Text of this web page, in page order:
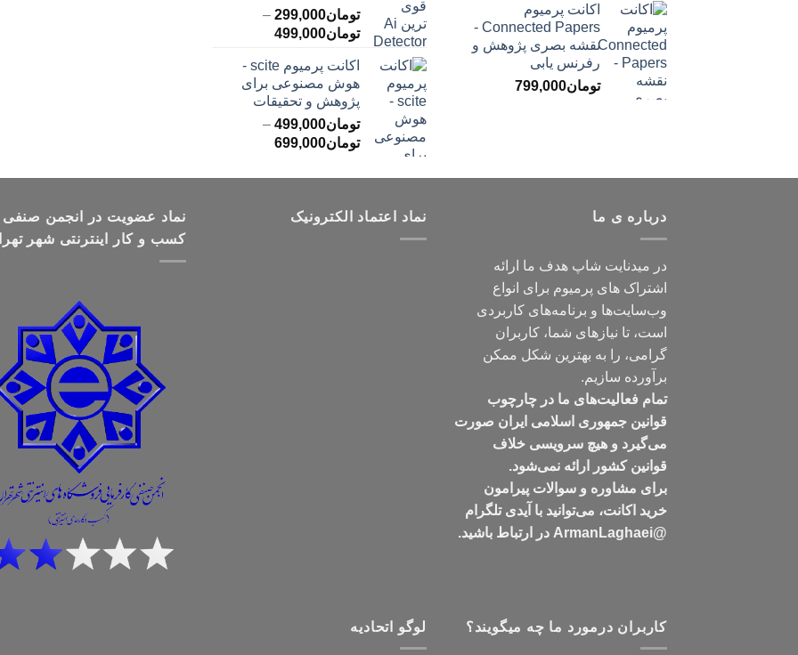
اکانت پرمیوم
Connected Papers -
نقشه بصری پژوهش و
رفرنس یابی
تومان799,000
تومان299,000
–
تومان499,000محدوده
تا
تومان499,000
اکانت پرمیوم scite -
هوش مصنوعی برای
پژوهش و تحقیقات
تومان499,000
–
تومان699,000محدوده
تومان499,000
درباره ی ما
در میدنایت شاپ هدف ما ارائه
اشتراک های پرمیوم برای انواع
وب‌سایت‌ها و برنامه‌های کاربردی
است، تا نیازهای شما، کاربران
گرامی، را به بهترین شکل ممکن
برآورده سازیم.
تمام فعالیت‌های ما در چارچوب
قوانین جمهوری اسلامی ایران صورت
می‌گیرد و هیچ سرویسی خلاف
قوانین کشور ارائه نمی‌شود.
برای مشاوره و سوالات پیرامون
خرید اکانت، می‌توانید با آیدی تلگرام
@ArmanLaghaei در ارتباط باشید.
نماد اعتماد الکترونیک
نماد عضویت در انجمن صنفی
کسب و کار اینترنتی شهر
کاربران درمورد ما چه میگویند؟ لوگو اتحادیه